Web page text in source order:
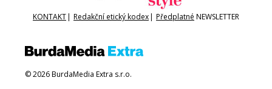
KONTAKT| Redakční etický kodex| Předplatné NEWSLETTER
© 2026 BurdaMedia Extra s.r.o.